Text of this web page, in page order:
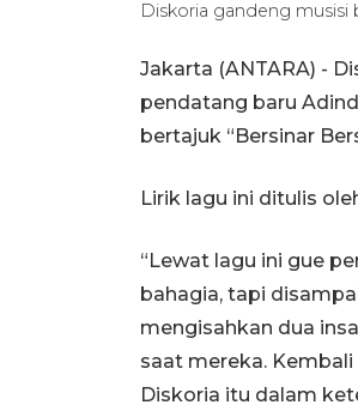
Diskoria gandeng musisi
Jakarta (ANTARA) -
pendatang baru
bertajuk “Bersinar
Lirik lagu ini ditulis
“Lewat lagu ini gue
bahagia, tapi
mengisahkan dua
saat mereka.
Diskoria itu dalam